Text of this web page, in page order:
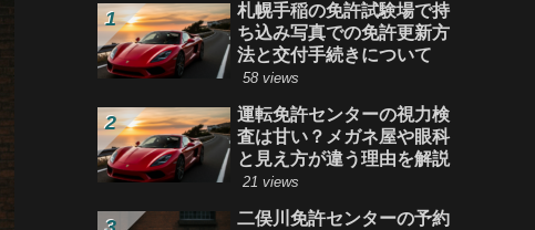
札幌手稲の免許試験場で持
ち込み写真での免許更新方
法と交付手続きについて
58 views
運転免許センターの視力検
査は甘い？メガネ屋や眼科
と見え方が違う理由を解説
21 views
二俣川免許センターの予約